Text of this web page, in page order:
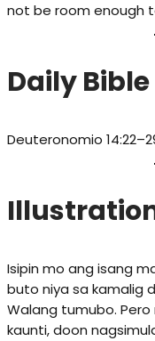
not be room enough
Daily
Deuteronomio
Isipin mo ang isang
buto niya sa kamalig
Walang tumubo.
kaunti, doon